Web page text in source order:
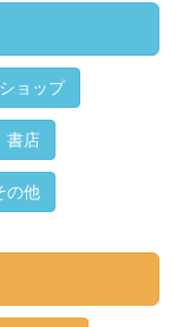
ョップ
書店
の他